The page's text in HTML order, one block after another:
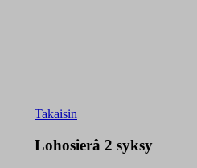
Takaisin
Lohosierâ 2 syksy